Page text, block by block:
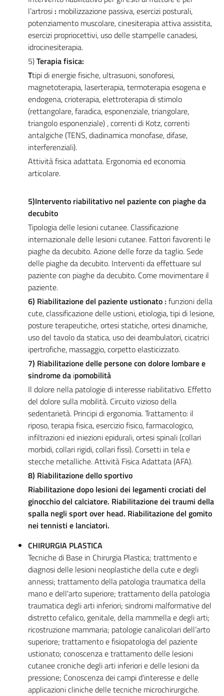
l’artrosi : mobilizzazione passiva, esercizi posturali,
potenziamento muscolare, cinesiterapia attiva assistita,
esercizi propriocettivi, uso delle stampelle canadesi,
idrocinesiterapia.
5)Terapia fisica:
Ttipi di energie fisiche, ultrasuoni, sonoforesi,
magnetoterapia, laserterapia, termoterapia esogena e
endogena, crioterapia, elettroterapia di stimolo
(rettangolare, faradica, esponenziale, triangolare,
triangolo esponenziale) , correnti di Kotz, correnti
antalgiche (TENS, diadinamica monofase, difase,
interferenziali).
Attività fisica adattata. Ergonomia ed economia
articolare.
5)Intervento riabilitativo nel paziente con piaghe da
decubito
Tipologia delle lesioni cutanee. Classificazione
internazionale delle lesioni cutanee. Fattori favorenti le
piaghe da decubito. Azione delle forze da taglio. Sede
delle piaghe da decubito. Interventi da effettuare sul
paziente con piaghe da decubito. Come movimentare il
paziente.
6) Riabilitazione del paziente ustionato : funzioni della
cute, classificazione delle ustioni, etiologia, tipi di lesione,
posture terapeutiche, ortesi statiche, ortesi dinamiche,
uso del tavolo da statica, uso dei deambulatori, cicatrici
ipertrofiche, massaggio, corpetto elasticizzato.
7) Riabilitazione delle persone con dolore lombare e
sindrome da ipomobilità
Il dolore nella patologie di interesse riabilitativo. Effetto
del dolore sulla mobilità. Circuito vizioso della
sedentarietà. Principi di ergonomia. Trattamento: il
riposo, terapia fisica, esercizio fisico, farmacologico,
infiltrazioni ed iniezioni epidurali, ortesi spinali (collari
morbidi, collari rigidi, collari fissi). Corsetti in tela e
stecche metalliche. Attività Fisica Adattata (AFA).
8) Riabilitazione dello sportivo
Riabilitazione dopo lesioni dei legamenti crociati del
ginocchio del calciatore. Riabilitazione dei traumi della
spalla negli sport over head. Riabilitazione del gomito
nei tennisti e lanciatori.
CHIRURGIA PLASTICA
Tecniche di Base in Chirurgia Plastica; trattmento e
diagnosi delle lesioni neoplastiche della cute e degli
annessi; trattamento della patologia traumatica della
mano e dell'arto superiore; trattamento della patologia
traumatica degli arti inferiori; sindromi malformative del
distretto cefalico, genitale, della mammella e degli arti;
ricostruzione mammaria; patologie canalicolari dell’arto
superiore; trattamento e fisiopatologia del paziente
ustionato; conoscenza e trattamento delle lesioni
cutanee croniche degli arti inferiori e delle lesioni da
pressione; Conoscenza dei campi d'interesse e delle
applicazioni cliniche delle tecniche microchirurgiche.